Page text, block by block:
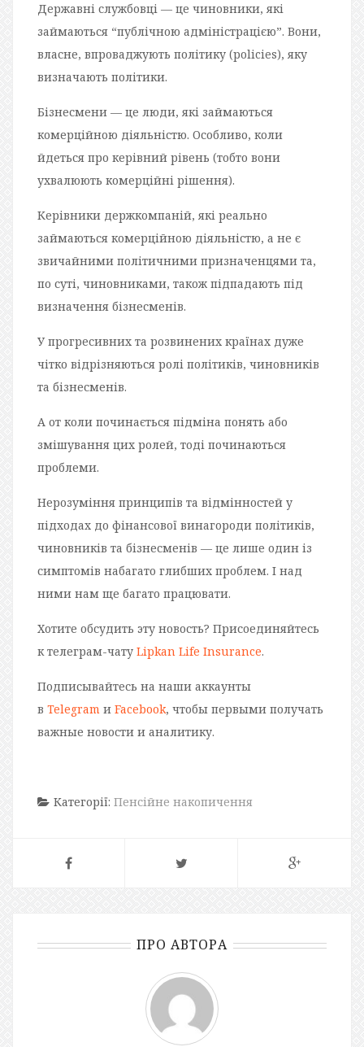
Державні службовці — це чиновники, які
займаються “публічною адміністрацією”. Вони,
власне, впроваджують політику (policies), яку
визначають політики.
Бізнесмени — це люди, які займаються
комерційною діяльністю. Особливо, коли
йдеться про керівний рівень (тобто вони
ухвалюють комерційні рішення).
Керівники держкомпаній, які реально
займаються комерційною діяльністю, а не є
звичайними політичними призначенцями та,
по суті, чиновниками, також підпадають під
визначення бізнесменів.
У прогресивних та розвинених країнах дуже
чітко відрізняються ролі політиків, чиновників
та бізнесменів.
А от коли починається підміна понять або
змішування цих ролей, тоді починаються
проблеми.
Нерозуміння принципів та відмінностей у
підходах до фінансової винагороди політиків,
чиновників та бізнесменів — це лише один із
симптомів набагато глибших проблем. І над
ними нам ще багато працювати.
Хотите обсудить эту новость? Присоединяйтесь
к телеграм-чату Lipkan Life Insurance.
Подписывайтесь на наши аккаунты
в Telegram и Facebook, чтобы первыми получать
важные новости и аналитику.
Категорії: Пенсійне накопичення
ПРО АВТОРА